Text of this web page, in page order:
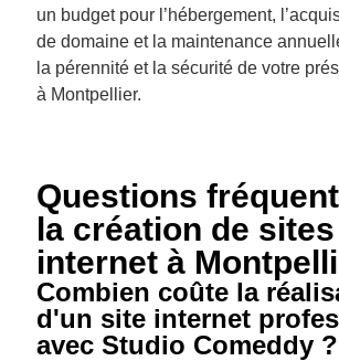
un budget pour l’hébergement,
de domaine et la maintenance
la pérennité et la sécurité de votre
à Montpellier.
Questions
la création de sites
internet à
Combien coûte la
d'un site internet
avec Studio Comeddy ?